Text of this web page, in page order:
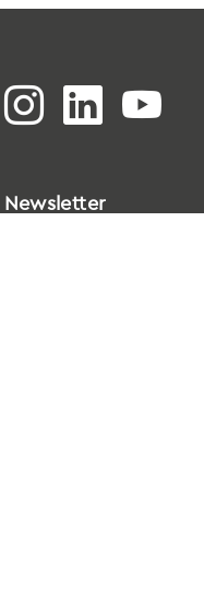
Newsletter